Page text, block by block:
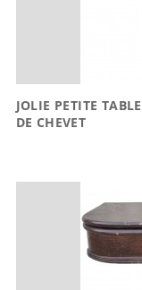
JOLIE PETITE
DE CHEVET